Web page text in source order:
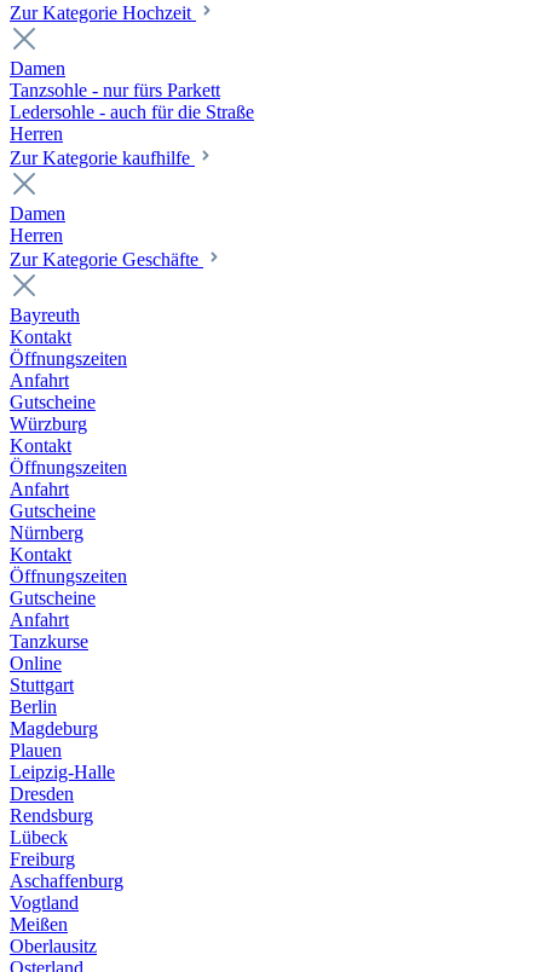
Zur Kategorie Hochzeit
Damen
Tanzsohle - nur fürs Parkett
Ledersohle - auch für die Straße
Herren
Zur Kategorie kaufhilfe
Damen
Herren
Zur Kategorie Geschäfte
Bayreuth
Kontakt
Öffnungszeiten
Anfahrt
Gutscheine
Würzburg
Kontakt
Öffnungszeiten
Anfahrt
Gutscheine
Nürnberg
Kontakt
Öffnungszeiten
Gutscheine
Anfahrt
Tanzkurse
Online
Stuttgart
Berlin
Magdeburg
Plauen
Leipzig-Halle
Dresden
Rendsburg
Lübeck
Freiburg
Aschaffenburg
Vogtland
Meißen
Oberlausitz
Osterland